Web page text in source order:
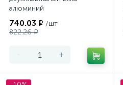
алюминий
740.03 ₽ /шт
822.26 ₽
- +